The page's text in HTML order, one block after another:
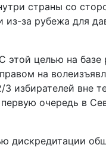
страны со
за рубежа для
целью на базе
на
3 избирателей вне
очередь в
дискредитации